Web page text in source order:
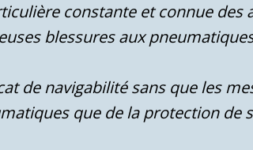
constante et connue des
blessures aux
de navigabilité sans que les
que de la protection de